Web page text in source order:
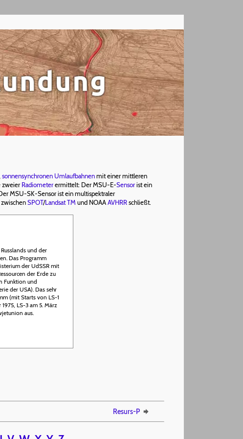
sonnensynchronen Umlaufbahnenmit einer mittleren
zweierRadiometerermittelt: Der MSU-E-Sensorist ein
MSU-SK-Sensor ist ein multispektraler
SPOT/Landsat TM und NOAAAVHRRschließt.
und der
Das Programm
der UdSSR mit
der Erde zu
Funktion und
der USA). Das sehr
(mit Starts von LS-1
1975, LS-3 am 5. März
aus.
Resurs-P